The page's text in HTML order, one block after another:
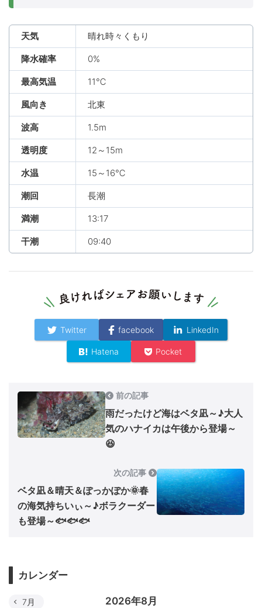
天気 晴れ時々くもり
降水確率 0%
最高気温 11℃
風向き 北東
波高 1.5m
透明度 12～15m
水温 15～16℃
潮回 長潮
満潮 13:17
干潮 09:40
Twitter facebook LinkedIn
Hatena Pocket
前の記事
雨だったけど海はベタ凪～♪大人
気のハナイカは午後から登場～
😆
次の記事
ベタ凪＆晴天＆ぽっかぽか🌞春
の海気持ちいぃ～♪ボラクーダー
も登場～🐟🐟🐟
カレンダー
2026年8月
7月